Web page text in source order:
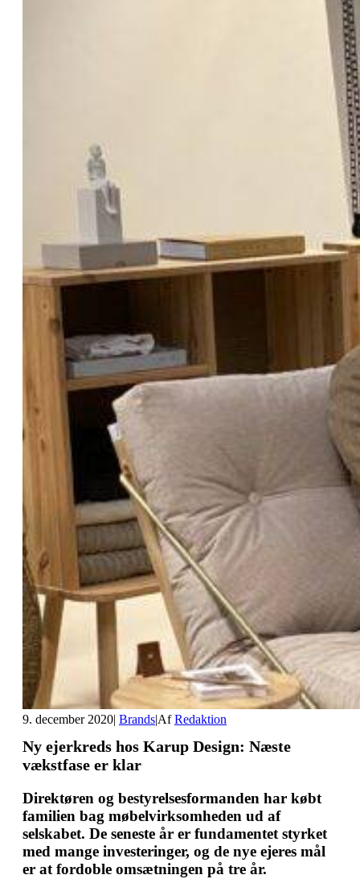
9. december 2020| Brands|AfRedaktion
Ny ejerkreds hos Karup Design: Næste
vækstfase er klar
Direktøren og bestyrelsesformanden har købt
familien bag møbelvirksomheden ud af
selskabet. De seneste år er fundamentet styrket
med mange investeringer, og de nye ejeres mål
er at fordoble omsætningen på tre år.